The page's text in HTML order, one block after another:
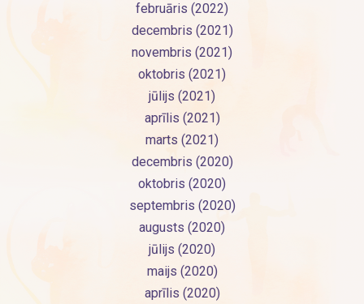
februāris (2022)
decembris (2021)
novembris (2021)
oktobris (2021)
jūlijs (2021)
aprīlis (2021)
marts (2021)
decembris (2020)
oktobris (2020)
septembris (2020)
augusts (2020)
jūlijs (2020)
maijs (2020)
aprīlis (2020)